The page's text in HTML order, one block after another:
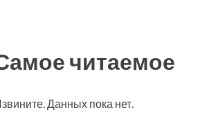
читаемое
Данных пока нет.